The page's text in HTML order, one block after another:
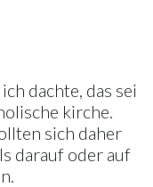
dachte, das sei
kirche.
sich daher
darauf oder auf